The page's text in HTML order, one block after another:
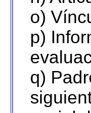
o)
p)
q)